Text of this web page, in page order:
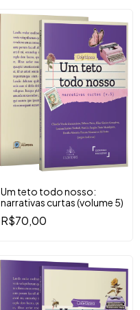
Um teto todo nosso:
narrativas curtas (volume 5)
R$70,00